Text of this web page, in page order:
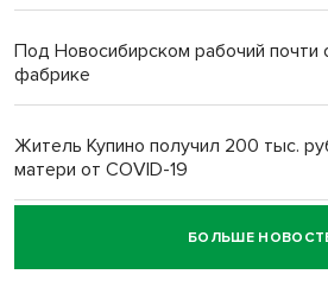
Под Новосибирском рабочий почти
фабрике
Житель Купино получил 200 тыс.
матери от COVID-19
Новосибирский суд наказал
пенсионерки на вокзале
БОЛЬШЕ